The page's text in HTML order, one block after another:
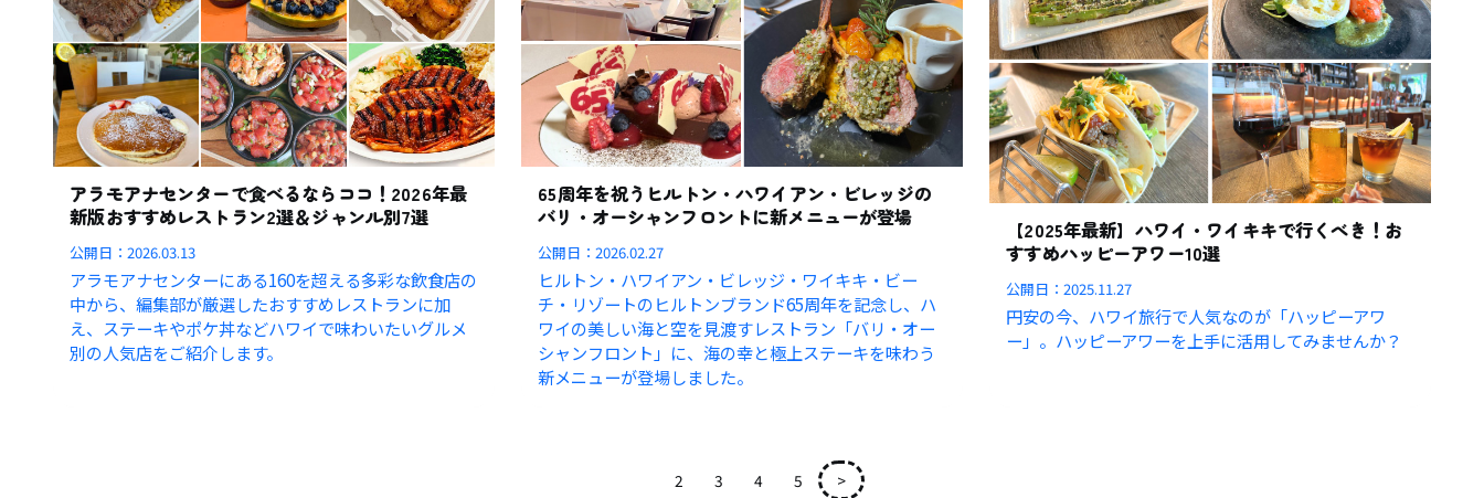
アラモアナセンターで食べるならココ！2026年最
新版おすすめレストラン2選＆ジャンル別7選
公開日：2026.03.13
アラモアナセンターにある160を超える多彩な飲食店の
中から、編集部が厳選したおすすめレストランに加
え、ステーキやポケ丼などハワイで味わいたいグルメ
別の人気店をご紹介します。
65周年を祝うヒルトン・ハワイアン・ビレッジの
バリ・オーシャンフロントに新メニューが登場
公開日：2026.02.27
ヒルトン・ハワイアン・ビレッジ・ワイキキ・ビー
チ・リゾートのヒルトンブランド65周年を記念し、ハ
ワイの美しい海と空を見渡すレストラン「バリ・オー
シャンフロント」に、海の幸と極上ステーキを味わう
新メニューが登場しました。
【2025年最新】ハワイ・ワイキキで行くべき！お
すすめハッピーアワー10選
公開日：2025.11.27
円安の今、ハワイ旅行で人気なのが「ハッピーアワ
ー」。ハッピーアワーを上手に活用してみませんか？
2 3 4 5 >